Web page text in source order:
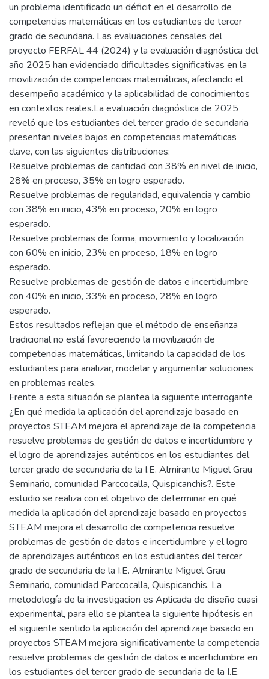
un problema identificado un déficit en el desarrollo de
competencias matemáticas en los estudiantes de tercer
grado de secundaria. Las evaluaciones censales del
proyecto FERFAL 44 (2024) y la evaluación diagnóstica del
año 2025 han evidenciado dificultades significativas en la
movilización de competencias matemáticas, afectando el
desempeño académico y la aplicabilidad de conocimientos
en contextos reales.La evaluación diagnóstica de 2025
reveló que los estudiantes del tercer grado de secundaria
presentan niveles bajos en competencias matemáticas
clave, con las siguientes distribuciones:
Resuelve problemas de cantidad con 38% en nivel de inicio,
28% en proceso, 35% en logro esperado.
Resuelve problemas de regularidad, equivalencia y cambio
con 38% en inicio, 43% en proceso, 20% en logro
esperado.
Resuelve problemas de forma, movimiento y localización
con 60% en inicio, 23% en proceso, 18% en logro
esperado.
Resuelve problemas de gestión de datos e incertidumbre
con 40% en inicio, 33% en proceso, 28% en logro
esperado.
Estos resultados reflejan que el método de enseñanza
tradicional no está favoreciendo la movilización de
competencias matemáticas, limitando la capacidad de los
estudiantes para analizar, modelar y argumentar soluciones
en problemas reales.
Frente a esta situación se plantea la siguiente interrogante
¿En qué medida la aplicación del aprendizaje basado en
proyectos STEAM mejora el aprendizaje de la competencia
resuelve problemas de gestión de datos e incertidumbre y
el logro de aprendizajes auténticos en los estudiantes del
tercer grado de secundaria de la I.E. Almirante Miguel Grau
Seminario, comunidad Parccocalla, Quispicanchis?. Este
estudio se realiza con el objetivo de determinar en qué
medida la aplicación del aprendizaje basado en proyectos
STEAM mejora el desarrollo de competencia resuelve
problemas de gestión de datos e incertidumbre y el logro
de aprendizajes auténticos en los estudiantes del tercer
grado de secundaria de la I.E. Almirante Miguel Grau
Seminario, comunidad Parccocalla, Quispicanchis, La
metodología de la investigacion es Aplicada de diseño cuasi
experimental, para ello se plantea la siguiente hipótesis en
el siguiente sentido la aplicación del aprendizaje basado en
proyectos STEAM mejora significativamente la competencia
resuelve problemas de gestión de datos e incertidumbre en
los estudiantes del tercer grado de secundaria de la I.E.